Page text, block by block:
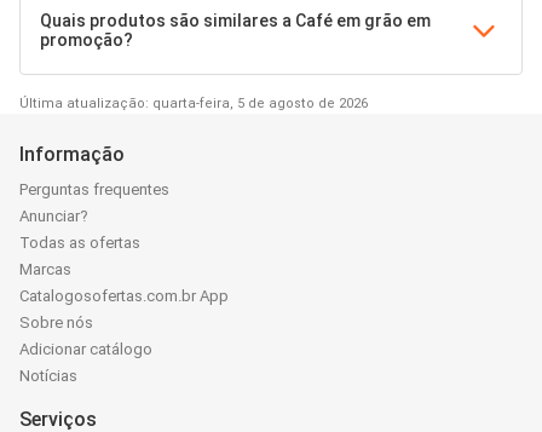
Quais produtos são similares a Café em grão em
promoção?
Última atualização: quarta-feira, 5 de agosto de 2026
Informação
Perguntas frequentes
Anunciar?
Todas as ofertas
Marcas
Catalogosofertas.com.br App
Sobre nós
Adicionar catálogo
Notícias
Serviços